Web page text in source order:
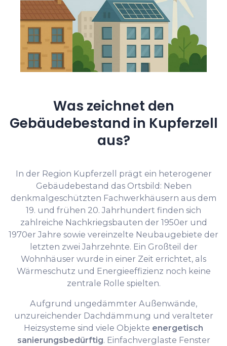
Was zeichnet den
Gebäudebestand in Kupferzell
aus?
In der Region Kupferzell prägt ein heterogener
Gebäudebestand das Ortsbild: Neben
denkmalgeschützten Fachwerkhäusern aus dem
19. und frühen 20. Jahrhundert finden sich
zahlreiche Nachkriegsbauten der 1950er und
1970er Jahre sowie vereinzelte Neubaugebiete der
letzten zwei Jahrzehnte. Ein Großteil der
Wohnhäuser wurde in einer Zeit errichtet, als
Wärmeschutz und Energieeffizienz noch keine
zentrale Rolle spielten.
Aufgrund ungedämmter Außenwände,
unzureichender Dachdämmung und veralteter
Heizsysteme sind viele Objekte energetisch
sanierungsbedürftig. Einfachverglaste Fenster